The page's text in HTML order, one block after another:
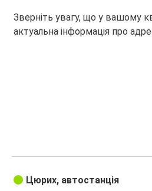
Зверніть увагу, що у вашому
актуальна інформація про
Цюрих, автостанція